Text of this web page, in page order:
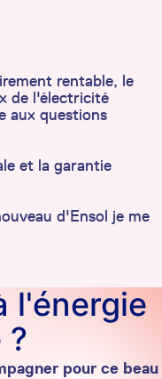
rentable, le
de l'électricité
aux questions
et la garantie
d'Ensol je me
l'énergie
?
pour ce beau